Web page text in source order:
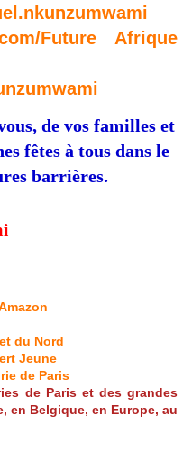
Future Afrique
de vos familles et
fêtes à tous dans le
barrières.
du Nord
Jeune
de Paris
de Paris et des grandes
en Belgique, en Europe, au